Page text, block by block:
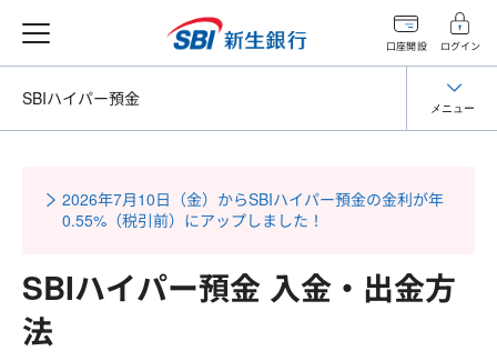
口座開設 ログイン
2026年7月10日（金）からSBIハイパー預金の金利が年
0.55%（税引前）にアップしました！
SBIハイパー預金 入金・出金方
法
SBIハイパー預金 メニュー